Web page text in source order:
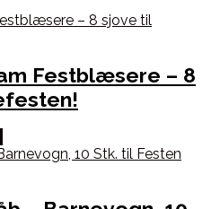
Festblæsere – 8